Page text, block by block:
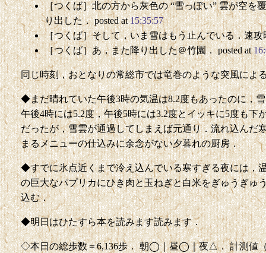
［つくば］北の方から灰色の “雪っぽい” 雲が空を
り出した． posted at15:35:57
［つくば］そして，いま雪はもう止んでいる．速攻
［つくば］あ，また降り出した＠竹園． posted at
同じ時刻，おとなりの常総市では竜巻のような突風によ
◆まだ晴れていた午後3時の気温は8.2度もあったのに，
午後4時には5.2度，午後5時には3.2度とイッキに5度も下
だったが，雪雲が通過してしまえば元通り．流れ込んだ
まるメニューの仕込みに余念がない夕暮れの厨房．
◆すでに氷点近くまで冷え込んでいる寒すぎる夜には，
の巨大なパプリカにひき肉と玉ねぎと白米をぎゅうぎゅ
込む．
◆明日はひたすら本を読みます読みます．
◇本日の総歩数＝6,136歩． 朝◯｜昼◯｜夜△． 計測値（